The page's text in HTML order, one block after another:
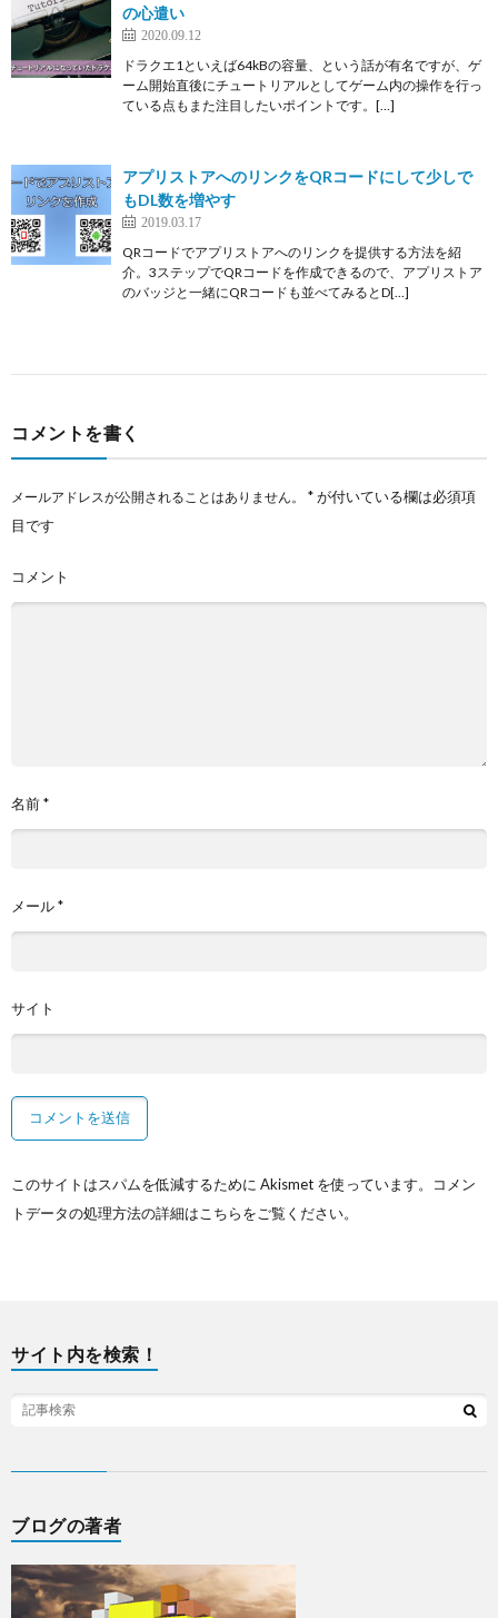
の心遣い
2020.09.12
ドラクエ1といえば64kBの容量、という話が有名ですが、ゲ
ーム開始直後にチュートリアルとしてゲーム内の操作を行っ
ている点もまた注目したいポイントです。[…]
アプリストアへのリンクをQRコードにして少しで
もDL数を増やす
2019.03.17
QRコードでアプリストアへのリンクを提供する方法を紹
介。3ステップでQRコードを作成できるので、アプリストア
のバッジと一緒にQRコードも並べてみるとD[…]
コメントを書く
メールアドレスが公開されることはありません。 *が付いている欄は必須項
目です
コメント
名前*
メール*
サイト
このサイトはスパムを低減するために Akismet を使っています。
コメン
トデータの処理方法の詳細はこちらをご覧ください。
サイト内を検索！
ブログの著者